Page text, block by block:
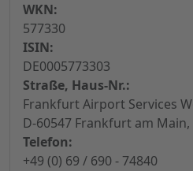
WKN:
577330
ISIN:
DE0005773303
Straße, Haus-Nr.:
Frankfurt Airport Services
D-60547 Frankfurt am
Telefon:
+49 (0) 69 / 690 - 74840